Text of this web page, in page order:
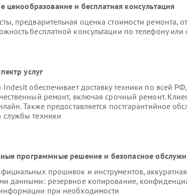
ценообразование и бесплатная консультация
предварительная оценка стоимости ремонта,
бесплатной консультации по телефону или
услуг
обеспечивает доставку техники по всей
ремонт, включая срочный ремонт.
Также предоставляется постгарантийное
службы техники
программные решение и безопасное
прошивок и инструментов,
данными: резервное копирование,
при необходимости